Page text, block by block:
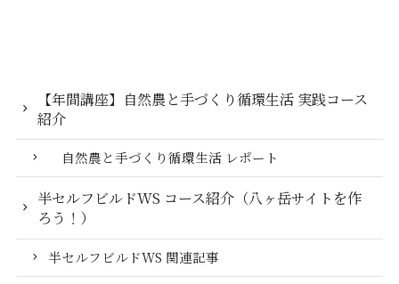
【年間講座】自然農と手づくり循環生活 実践コース
紹介
自然農と手づくり循環生活 レポート
半セルフビルドWS コース紹介（八ヶ岳サイトを作
ろう！）
半セルフビルドWS 関連記事